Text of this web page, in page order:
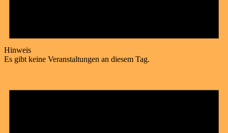
Hinweis
Es gibt keine Veranstaltungen an diesem Tag.